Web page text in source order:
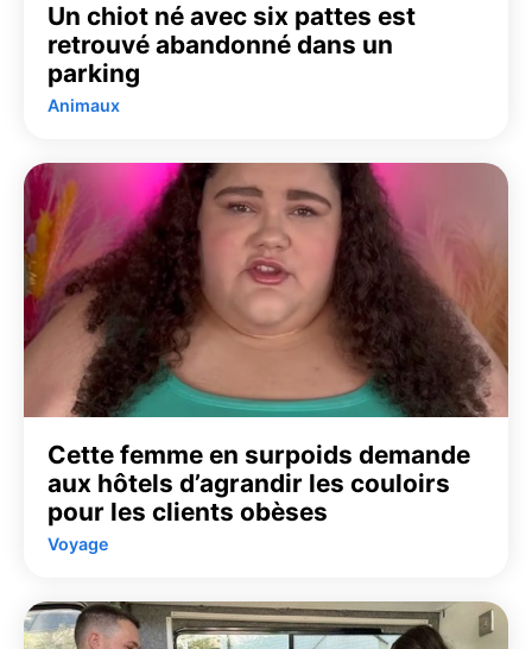
Un chiot né avec six pattes est
retrouvé abandonné dans un
parking
Animaux
Cette femme en surpoids demande
aux hôtels d’agrandir les couloirs
pour les clients obèses
Voyage